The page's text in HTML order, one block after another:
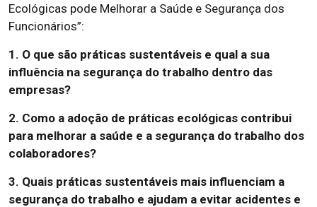
Ecológicas pode Melhorar a Saúde e Segurança dos
Funcionários”:
1. O que são práticas sustentáveis e qual a sua
influência na segurança do trabalho dentro das
empresas?
2. Como a adoção de práticas ecológicas contribui
para melhorar a saúde e a segurança do trabalho dos
colaboradores?
3. Quais práticas sustentáveis mais influenciam a
segurança do trabalho e ajudam a evitar acidentes e